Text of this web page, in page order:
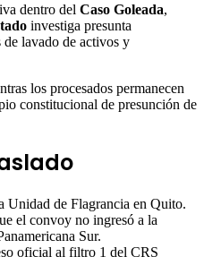
dentro del Caso Goleada,
investiga presunta
lavado de activos y
los procesados permanecen
constitucional de presunción de
Unidad de Flagrancia en Quito.
el convoy no ingresó a la
Sur.
oficial al filtro 1 del CRS